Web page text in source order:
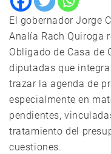
El gobernador Jorge
Analía Rach Quiroga
Obligado de Casa de
diputadas que
trazar la agenda de
especialmente en
pendientes,
tratamiento del
cuestiones.